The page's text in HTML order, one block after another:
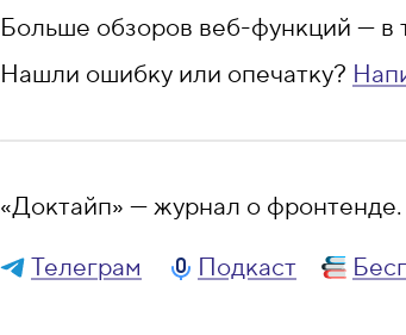
Больше обзоров веб-функций — в
Нашли ошибку или опечатку?
«Доктайп» — журнал о
Телеграм
Подкаст